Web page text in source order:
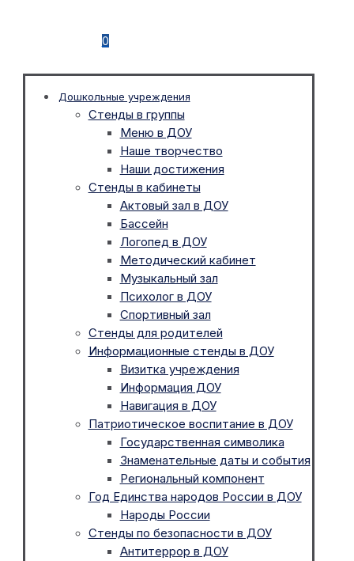
0
Дошкольные учреждения
Стенды в группы
Меню в ДОУ
Наше творчество
Наши достижения
Стенды в кабинеты
Актовый зал в ДОУ
Бассейн
Логопед в ДОУ
Методический кабинет
Музыкальный зал
Психолог в ДОУ
Спортивный зал
Стенды для родителей
Информационные стенды в ДОУ
Визитка учреждения
Информация ДОУ
Навигация в ДОУ
Патриотическое воспитание в ДОУ
Государственная символика
Знаменательные даты и события
Региональный компонент
Год Единства народов России в ДОУ
Народы России
Стенды по безопасности в ДОУ
Антитеррор в ДОУ